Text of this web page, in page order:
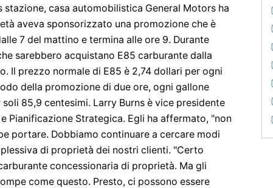
stazione, casa automobilistica General Motors ha
aveva sponsorizzato una promozione che è
7 del mattino e termina alle ore 9. Durante
sarebbero acquistano E85 carburante dalla
Il prezzo normale di E85 è 2,74 dollari per ogni
della promozione di due ore, ogni gallone
85,9 centesimi. Larry Burns è vice presidente
Pianificazione Strategica. Egli ha affermato, "non
portare. Dobbiamo continuare a cercare modi
di proprietà dei nostri clienti. "Certo
concessionaria di proprietà. Ma gli
come questo. Presto, ci possono essere